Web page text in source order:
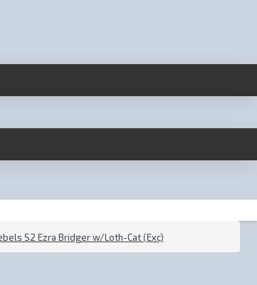
S2 Ezra Bridger w/Loth-Cat (Exc)